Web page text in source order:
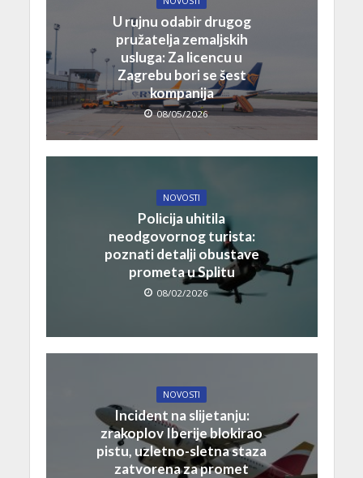
U rujnu odabir drugog
pružatelja zemaljskih
usluga: Za licencu u
Zagrebu bori se šest
kompanija
08/05/2026
NOVOSTI
Policija uhitila
neodgovornog turista:
poznati detalji obustave
prometa u Splitu
08/02/2026
NOVOSTI
Incident na slijetanju:
zrakoplov Iberije blokirao
pistu, uzletno-sletna staza
zatvorena za promet